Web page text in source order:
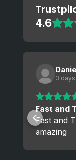
Breach
Skye
KAY/O
Raze
Neon
4.6
3
Fast and
Fast and
amazing